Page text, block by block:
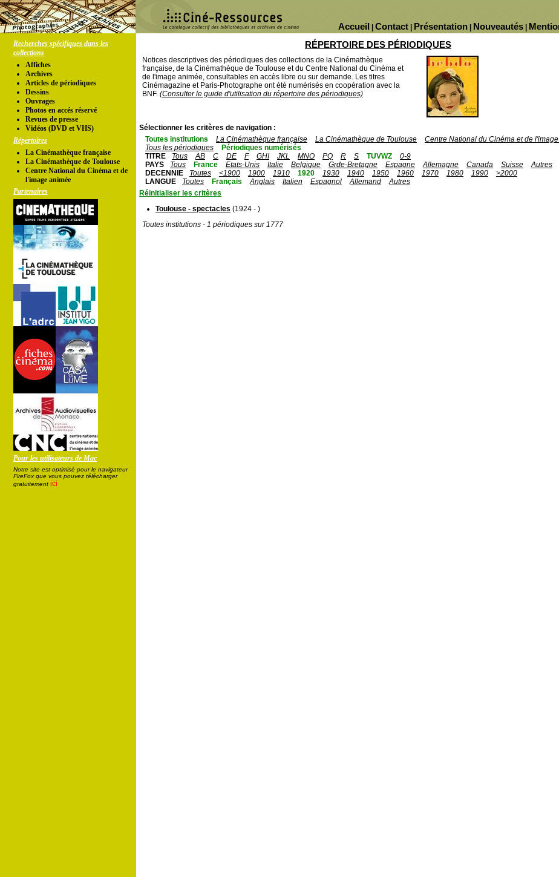
Nouveautés
Présentation
Contact
Accueil
Recherches spécifiques dans les
collections
Affiches
Archives
Articles de périodiques
Dessins
Ouvrages
Photos en accés réservé
Revues de presse
Vidéos (DVD et VHS)
Répertoires
La Cinémathèque française
La Cinémathèque de Toulouse
Centre National du Cinéma et de
l'image animée
Partenaires
Pour les utilisateurs de Mac
Notre site est optimisé pour le navigateur
FireFox que vous pouvez télécharger
gratuitement ici
RÉPERTOIRE DES PÉRIODIQUES
Notices descriptives des périodiques des collections de la Cinémathèque
française, de la Cinémathèque de Toulouse et du Centre National du Cinéma et
de l'image animée, consultables en accès libre ou sur demande. Les titres
Cinémagazine et Paris-Photographe ont été numérisés en coopération avec la
BNF. (Consulter le guide d'utilisation du répertoire des périodiques)
Sélectionner les critères de navigation :
Toutes institutions
La Cinémathèque française La Cinémathèque de Toulouse
Centre National du Cinéma et de
Tous les périodiques
Périodiques numérisés
TITRE
Tous AB C DE F GHI JKL MNO PQ R S TUVWZ
0-9
PAYS
Tous France Etats-Unis Italie Belgique Grde-Bretagne Espagne Allemagne Canada Suisse
Autres
DECENNIE
Toutes <1900 1900 1910 1920 1930 1940 1950 1960 1970 1980 1990
>2000
LANGUE
Toutes Français Anglais Italien Espagnol Allemand
Autres
Réinitialiser les critères
Toulouse - spectacles (1924 - )
Toutes institutions - 1 périodiques sur 1777